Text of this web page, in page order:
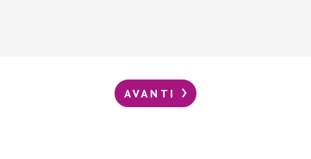
AVANTI